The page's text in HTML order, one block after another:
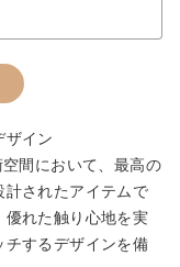
ザイン
間において、最高の
されたアイテムで
れた触り心地を実
するデザインを備